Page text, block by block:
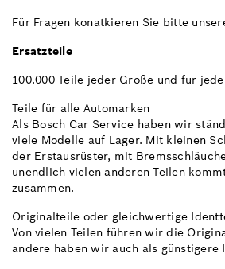
Für Fragen konatkieren Sie bitte
Ersatzteile
100.000 Teile jeder Größe und für
Teile für alle Automarken
Als Bosch Car Service haben wir
viele Modelle auf Lager. Mit kleinen
der Erstausrüster, mit
unendlich vielen anderen Teilen
zusammen.
Originalteile oder gleichwertige
Von vielen Teilen führen wir die
andere haben wir auch als günstigere